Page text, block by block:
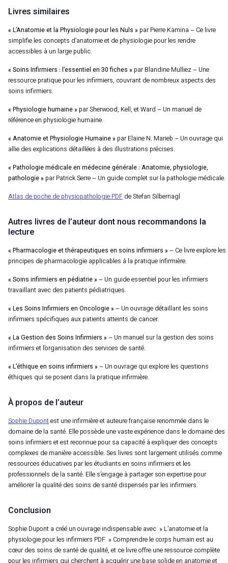
Livres similaires
« L’Anatomie et la Physiologie pour les Nuls » par Pierre Kamina – Ce livre
simplifie les concepts d’anatomie et de physiologie pour les rendre
accessibles à un large public.
« Soins Infirmiers : l’essentiel en 30 fiches » par Blandine Mulliez – Une
ressource pratique pour les infirmiers, couvrant de nombreux aspects des
soins infirmiers.
« Physiologie humaine » par Sherwood, Kell, et Ward – Un manuel de
référence en physiologie humaine.
« Anatomie et Physiologie Humaine » par Elaine N. Marieb – Un ouvrage qui
allie des explications détaillées à des illustrations précises.
« Pathologie médicale en médecine générale : Anatomie, physiologie,
pathologie » par Patrick Serre – Un guide complet sur la pathologie médicale.
Atlas de poche de physiopathologie PDF de Stefan Silbernagl
Autres livres de l’auteur dont nous recommandons la
lecture
« Pharmacologie et thérapeutiques en soins infirmiers » – Ce livre explore les
principes de pharmacologie applicables à la pratique infirmière.
« Soins infirmiers en pédiatrie » – Un guide essentiel pour les infirmiers
travaillant avec des patients pédiatriques.
« Les Soins Infirmiers en Oncologie » – Un ouvrage détaillant les soins
infirmiers spécifiques aux patients atteints de cancer.
« La Gestion des Soins Infirmiers » – Un manuel sur la gestion des soins
infirmiers et l’organisation des services de santé.
« L’éthique en soins infirmiers » – Un ouvrage qui explore les questions
éthiques qui se posent dans la pratique infirmière.
À propos de l’auteur
Sophie Dupontest une infirmière et auteure française renommée dans le
domaine de la santé. Elle possède une vaste expérience dans le domaine des
soins infirmiers et est reconnue pour sa capacité à expliquer des concepts
complexes de manière accessible. Ses livres sont largement utilisés comme
ressources éducatives par les étudiants en soins infirmiers et les
professionnels de la santé. Elle s’engage à partager son expertise pour
améliorer la qualité des soins de santé dispensés par les infirmiers.
Conclusion
Sophie Dupont a créé un ouvrage indispensable avec » L’anatomie et la
physiologie pour les infirmiers PDF » Comprendre le corps humain est au
cœur des soins de santé de qualité, et ce livre offre une ressource complète